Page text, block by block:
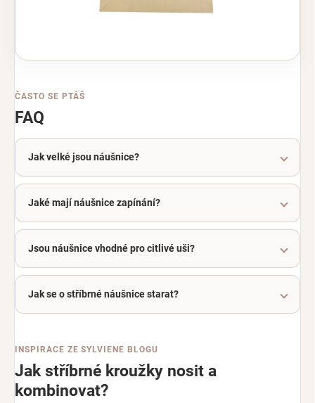
ČASTO SE PTÁŠ
FAQ
Jak velké jsou náušnice?
Jaké mají náušnice zapínání?
Jsou náušnice vhodné pro citlivé uši?
Jak se o stříbrné náušnice starat?
INSPIRACE ZE SYLVIENE BLOGU
Jak stříbrné kroužky nosit a
kombinovat?